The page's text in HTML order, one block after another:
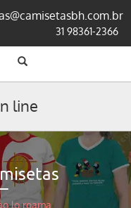
31 98361-2366
line
lo roama